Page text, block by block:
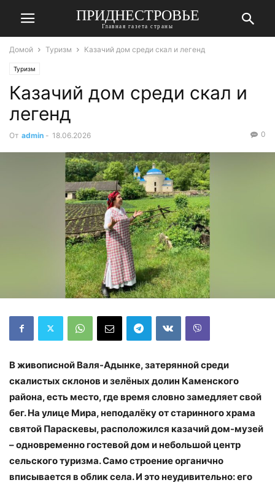
ПРИДНЕСТРОВЬЕ
Главная газета страны
Домой Туризм Казачий дом среди скал и легенд
Туризм
Казачий дом среди скал и
легенд
От admin - 18.06.2026 0
В живописной Валя-Адынке, затерянной среди
скалистых склонов и зелёных долин Каменского
района, есть место, где время словно замедляет свой
бег. На улице Мира, неподалёку от старинного храма
святой Параскевы, расположился казачий дом-музей
– одновременно гостевой дом и небольшой центр
сельского туризма. Само строение органично
вписывается в облик села. И это неудивительно: его